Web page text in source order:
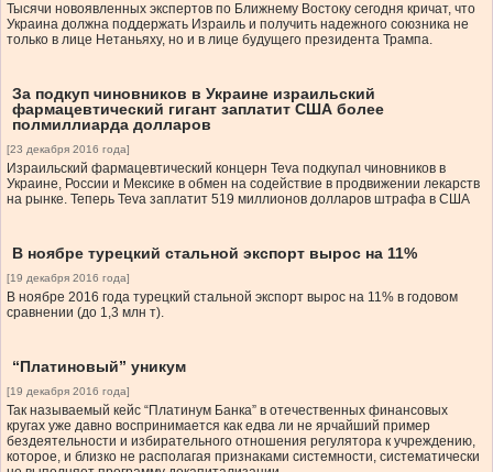
Тысячи новоявленных экспертов по Ближнему Востоку сегодня кричат, что
Украина должна поддержать Израиль и получить надежного союзника не
только в лице Нетаньяху, но и в лице будущего президента Трампа.
За подкуп чиновников в Украине израильский
фармацевтический гигант заплатит США более
полмиллиарда долларов
[23 декабря 2016 года]
Израильский фармацевтический концерн Teva подкупал чиновников в
Украине, России и Мексике в обмен на содействие в продвижении лекарств
на рынке. Теперь Teva заплатит 519 миллионов долларов штрафа в США
В ноябре турецкий стальной экспорт вырос на 11%
[19 декабря 2016 года]
В ноябре 2016 года турецкий стальной экспорт вырос на 11% в годовом
сравнении (до 1,3 млн т).
“Платиновый” уникум
[19 декабря 2016 года]
Так называемый кейс “Платинум Банка” в отечественных финансовых
кругах уже давно воспринимается как едва ли не ярчайший пример
бездеятельности и избирательного отношения регулятора к учреждению,
которое, и близко не располагая признаками системности, систематически